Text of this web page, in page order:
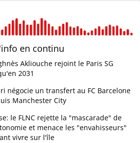
en continu
Akliouche rejoint le Paris SG
2031
négocie un transfert au FC Barcelone
Manchester City
le FLNC rejette la "mascarade" de
et menace les "envahisseurs"
vivre sur l'île